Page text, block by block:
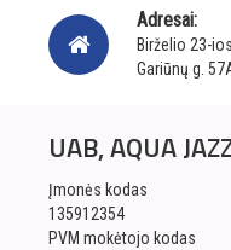
Adresai:
Birželio 23-
Gariūnų g.
UAB, AQUA
Įmonės kodas
135912354
PVM mokėtojo kodas